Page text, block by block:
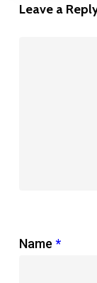
Leave a
Name *